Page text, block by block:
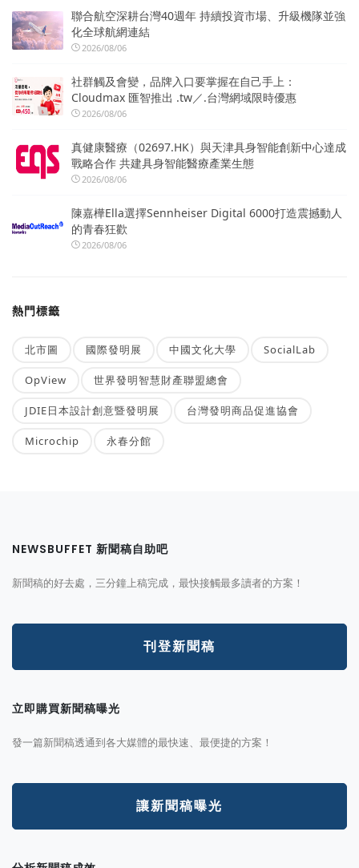
聯合航空深耕台灣40週年 持續投資市場、升級機隊並強
化全球航網連結
2026/08/06
社群觸及會變，品牌入口要掌握在自己手上：
Cloudmax 匯智推出 .tw／.台灣網域限時優惠
2026/08/06
真健康醫療（02697.HK）與天津具身智能創新中心達成
戰略合作 共建具身智能醫療產業生態
2026/08/06
陳嘉樺Ella選擇Sennheiser Digital 6000打造震撼動人
的青春狂歡
2026/08/06
熱門標籤
北市圖 國際發明展 中國文化大學 SocialLab
OpView 世界發明智慧財產聯盟總會
JDIE日本設計創意暨發明展 台灣發明商品促進協會
Microchip 永春分館
NEWSBUFFET 新聞稿自助吧
新聞稿的好去處，三分鐘上稿完成，最快接觸最多讀者的方案！
刊登新聞稿
立即購買新聞稿曝光
發一篇新聞稿透通到各大媒體的最快速、最便捷的方案！
讓新聞稿曝光